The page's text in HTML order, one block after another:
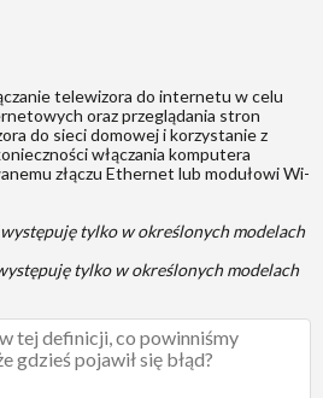
telewizora do internetu w celu
oraz przeglądania stron
do sieci domowej i korzystanie z
włączania komputera
złączu Ethernet lub modułowi Wi-
tylko w określonych modelach
tylko w określonych modelach